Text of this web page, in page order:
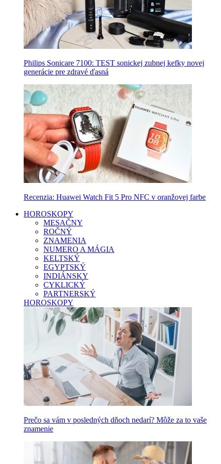
Philips Sonicare 7100: TEST sonickej zubnej kefky novej
generácie pre zdravé ďasná
Recenzia: Huawei Watch Fit 5 Pro NFC v oranžovej farbe
HOROSKOPY
MESAČNY
ROČNÝ
ZNAMENIA
NUMERO A MÁGIA
KELTSKÝ
EGYPTSKÝ
INDIÁNSKY
CYKLICKÝ
PARTNERSKÝ
HOROSKOPY
Prečo sa vám v posledných dňoch nedarí? Môže za to vaše
znamenie